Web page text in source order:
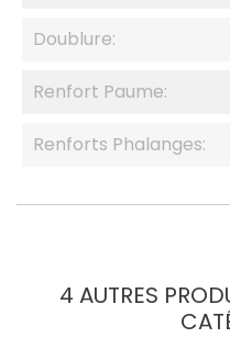
Doublure:
Renfort Paume:
Renforts Phalanges:
4 AUTRES